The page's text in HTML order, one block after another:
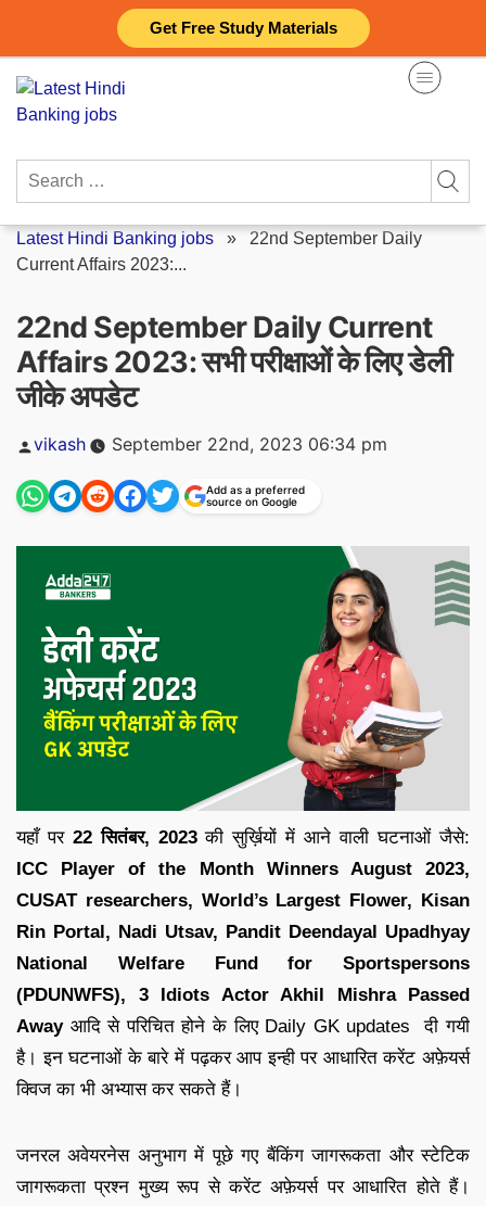
Get Free Study Materials
content
Search
Latest Hindi Banking jobs » 22nd September Daily
Current Affairs 2023:...
22nd September Daily Current
Affairs 2023: सभी परीक्षाओं के लिए डेली
जीके अपडेट
Posted
vikash September 22nd, 2023 06:34 pm
Add as a preferred
source on Google
यहाँ पर22 सितंबर, 2023 की सुर्ख़ियों में आने वाली घटनाओं जैसे:
ICC Player of the Month Winners August 2023,
CUSAT researchers, World’s Largest Flower, Kisan
Rin Portal, Nadi Utsav, Pandit Deendayal Upadhyay
National Welfare Fund for Sportspersons
(PDUNWFS), 3 Idiots Actor Akhil Mishra Passed
Away आदि से परिचित होने के लिए Daily GK updates
दी गयी
है। इन घटनाओं के बारे में पढ़कर आप इन्ही पर आधारित करेंट अफ़ेयर्स
क्विज का भी अभ्यास कर सकते हैं।
जनरल अवेयरनेस अनुभाग में पूछे गए बैंकिंग जागरूकता और स्टेटिक
जागरूकता प्रश्न मुख्य रूप से करेंट अफ़ेयर्स पर आधारित होते हैं।